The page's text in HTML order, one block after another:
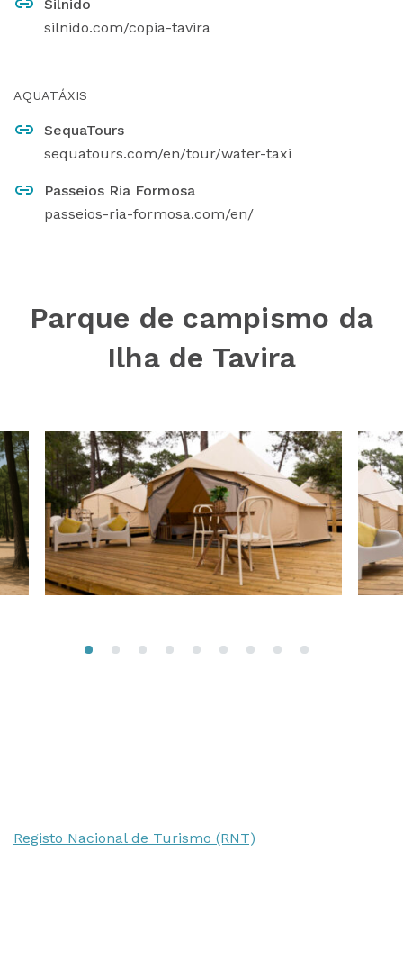
Silnido
silnido.com/copia-tavira
AQUATÁXIS
SequaTours
sequatours.com/en/tour/water-taxi
Passeios Ria Formosa
passeios-ria-formosa.com/en/
Parque de campismo da
Ilha de Tavira
Registo Nacional de Turismo (RNT)